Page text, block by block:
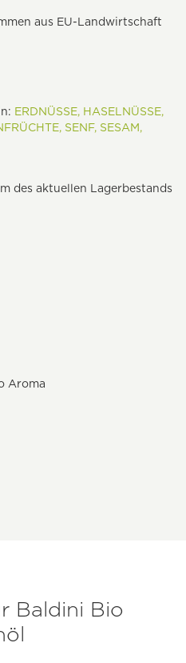
aus EU-Landwirtschaft
ERDNÜSSE, HASELNÜSSE,
SENF, SESAM,
des aktuellen Lagerbestands
Aroma
Baldini Bio